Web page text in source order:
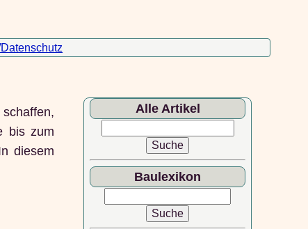
bis zum
diesem
Alle Artikel
Baulexikon